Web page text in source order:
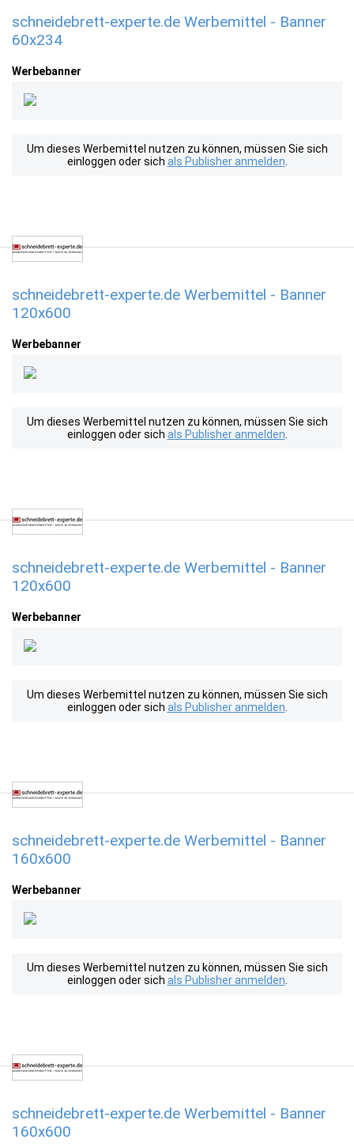
schneidebrett-experte.de Werbemittel - Banner
60x234
Werbebanner
Um dieses Werbemittel nutzen zu können, müssen Sie sich
einloggen oder sich als Publisher anmelden
schneidebrett-experte.de Werbemittel - Banner
120x600
Werbebanner
Um dieses Werbemittel nutzen zu können, müssen Sie sich
einloggen oder sich als Publisher anmelden
schneidebrett-experte.de Werbemittel - Banner
120x600
Werbebanner
Um dieses Werbemittel nutzen zu können, müssen Sie sich
einloggen oder sich als Publisher anmelden
schneidebrett-experte.de Werbemittel - Banner
160x600
Werbebanner
Um dieses Werbemittel nutzen zu können, müssen Sie sich
einloggen oder sich als Publisher anmelden
schneidebrett-experte.de Werbemittel - Banner
160x600